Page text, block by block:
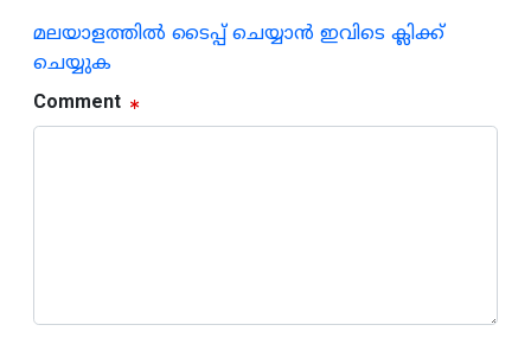
മലയാളത്തില്‍ ടൈപ്പ് ചെയ്യാന്‍ ഇവിടെ ക്ലിക്ക്
ചെയ്യുക
Comment